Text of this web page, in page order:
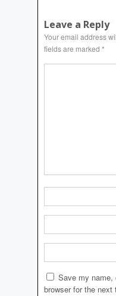
Leave a Reply
Your email address
fields are marked *
Save my name,
browser for the